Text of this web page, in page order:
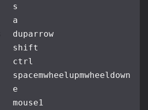
s
a
duparrow
shift
ctrl
spacemwheelupmwheeldown
e
mouse1